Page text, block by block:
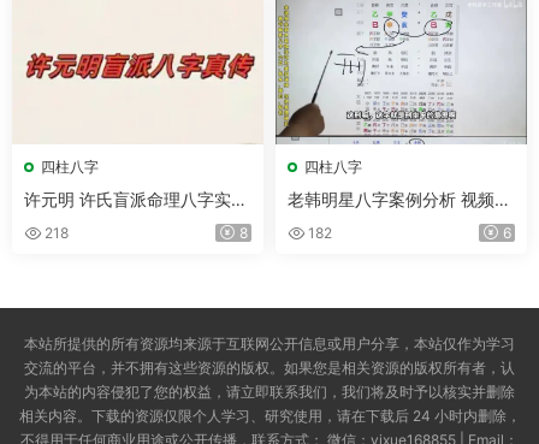
四柱八字
许元明 许氏盲派命理八字实操
班 视频25集(带字幕)
218 8
四柱八字
老韩明星八字案例分析 视频4
5集(带字幕)
182 6
本站所提供的所有资源均来源于互联网公开信息或用户分享，本站仅作为学习
交流的平台，并不拥有这些资源的版权。如果您是相关资源的版权所有者，认
为本站的内容侵犯了您的权益，请立即联系我们，我们将及时予以核实并删除
相关内容。下载的资源仅限个人学习、研究使用，请在下载后 24 小时内删除，
不得用于任何商业用途或公开传播，联系方式： 微信：yixue168855 | Email：